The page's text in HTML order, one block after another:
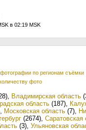
в 02:19 MSK
фотографии по регионам съёмки
фото
, Владимирская область
область (187),
, Московская область (7),
(2674), Саратовская
(3), Ульяновская